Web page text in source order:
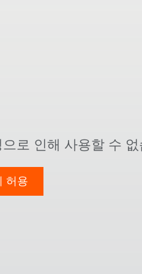
로 인해 사용할 수
허용